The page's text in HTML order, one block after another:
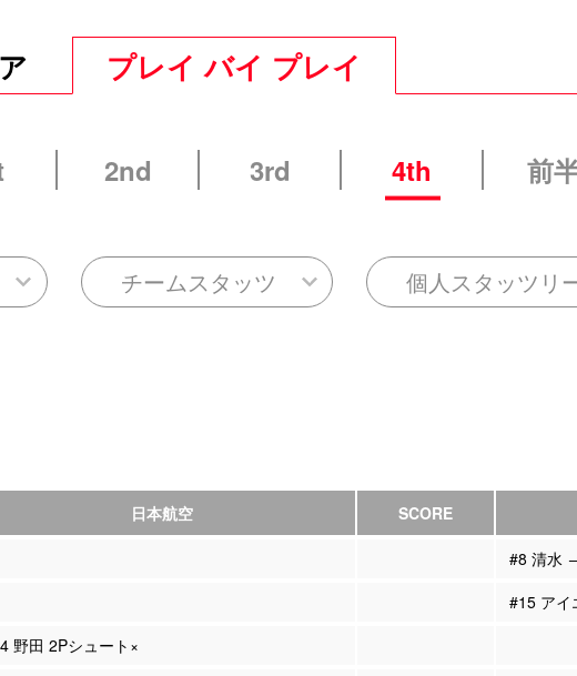
プレイ バイ プレイ
2nd 3rd 4th 前
チームスタッツ 個人スタッツリ
日本航空 SCORE
#8 清水
#15 アイ
野田 2Pシュート×